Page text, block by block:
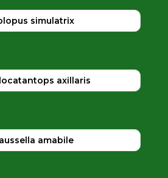
simulatrix
axillaris
amabile